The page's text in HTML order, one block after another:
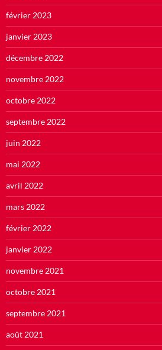
février 2023
janvier 2023
décembre 2022
novembre 2022
octobre 2022
septembre 2022
juin 2022
mai 2022
avril 2022
mars 2022
février 2022
janvier 2022
novembre 2021
octobre 2021
septembre 2021
août 2021